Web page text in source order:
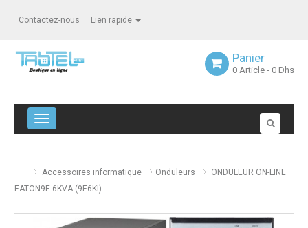
Contactez-nous Lien rapide
Panier
0 Article - 0 Dhs
Navigation bascule
Accessoires informatique Onduleurs
ONDULEUR ON-LINE
EATON9E 6KVA (9E6KI)